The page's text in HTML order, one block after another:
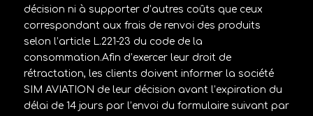
décision ni à supporter d’autres coûts que ceux
correspondant aux frais de renvoi des produits
selon l’article L.221-23 du code de la
consommation.Afin d’exercer leur droit de
rétractation, les clients doivent informer la société
SIM AVIATION de leur décision avant l’expiration du
délai de 14 jours par l’envoi du formulaire suivant par